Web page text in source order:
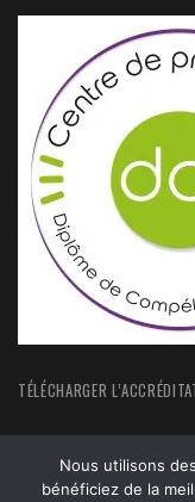
TÉLÉCHARGER
Nous utilisons
bénéficiez de la